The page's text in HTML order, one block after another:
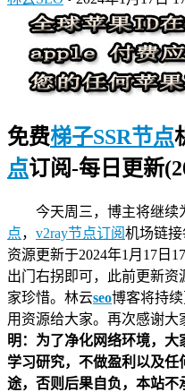
免费梯子SSR节点
点订阅-每日更新
今天周三，博主将继续
点， v2ray节点订阅机场链接
资源更新于2024年1月17日
出门右拐即可，此前更新
家珍惜。林云seo博客将持
用资源给大家。再次感谢大
明：为了净化网络环境，
学习研究，不做盈利以及任
途，否则后果自负，本站